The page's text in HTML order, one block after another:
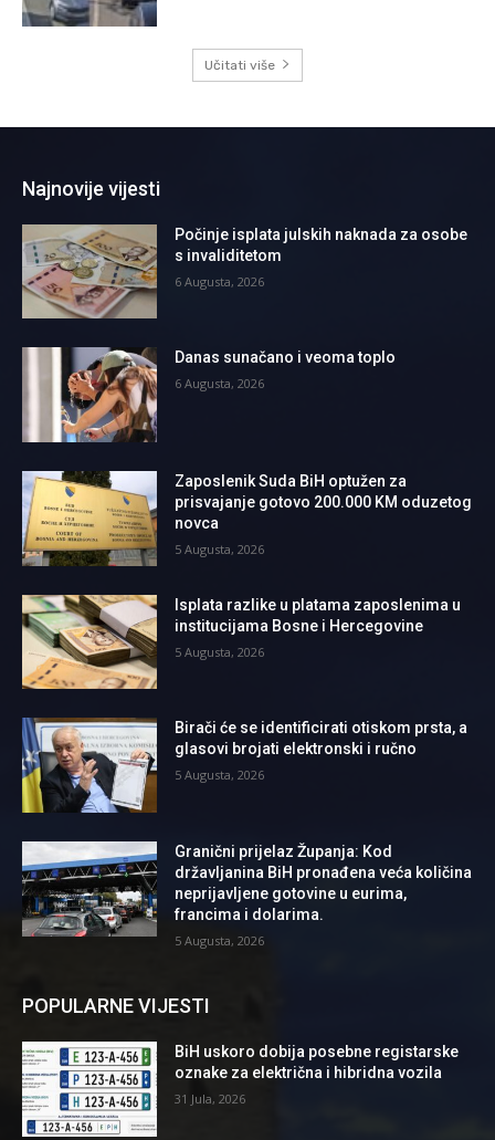
Učitati više
Najnovije vijesti
Počinje isplata julskih naknada za osobe
s invaliditetom
6 Augusta, 2026
Danas sunačano i veoma toplo
6 Augusta, 2026
Zaposlenik Suda BiH optužen za
prisvajanje gotovo 200.000 KM oduzetog
novca
5 Augusta, 2026
Isplata razlike u platama zaposlenima u
institucijama Bosne i Hercegovine
5 Augusta, 2026
Birači će se identificirati otiskom prsta, a
glasovi brojati elektronski i ručno
5 Augusta, 2026
Granični prijelaz Županja: Kod
državljanina BiH pronađena veća količina
neprijavljene gotovine u eurima,
francima i dolarima.
5 Augusta, 2026
POPULARNE VIJESTI
BiH uskoro dobija posebne registarske
oznake za električna i hibridna vozila
31 Jula, 2026